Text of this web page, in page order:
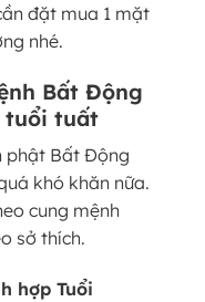
đặt mua 1 mặt
nhé.
Bất Động
tuổi tuất
phật Bất Động
khó khăn nữa.
cung mệnh
sở thích.
hợp Tuổi